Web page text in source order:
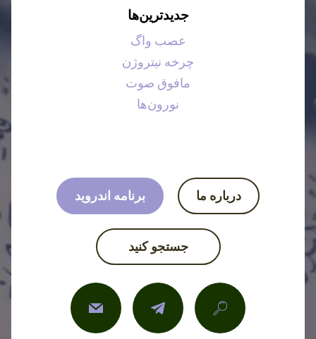
جدیدترین‌ها
عصب واگ
چرخه نیتروژن
مافوق صوت
نورون‌ها
برنامه اندروید درباره ما
جستجو کنید